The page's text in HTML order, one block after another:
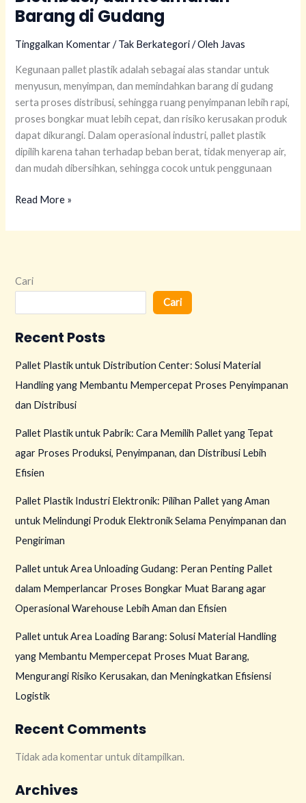
Barang di Gudang
Tinggalkan Komentar /Tak Berkategori/ OlehJavas
Kegunaan pallet plastik adalah sebagai alas standar untuk
menyusun, menyimpan, dan memindahkan barang di gudang
serta proses distribusi, sehingga ruang penyimpanan lebih rapi,
proses bongkar muat lebih cepat, dan risiko kerusakan produk
dapat dikurangi. Dalam operasional industri, pallet plastik
dipilih karena tahan terhadap beban berat, tidak menyerap air,
dan mudah dibersihkan, sehingga cocok untuk penggunaan
Read More »
Cari
Cari
Recent Posts
Pallet Plastik untuk Distribution Center: Solusi Material
Handling yang Membantu Mempercepat Proses Penyimpanan
dan Distribusi
Pallet Plastik untuk Pabrik: Cara Memilih Pallet yang Tepat
agar Proses Produksi, Penyimpanan, dan Distribusi Lebih
Efisien
Pallet Plastik Industri Elektronik: Pilihan Pallet yang Aman
untuk Melindungi Produk Elektronik Selama Penyimpanan dan
Pengiriman
Pallet untuk Area Unloading Gudang: Peran Penting Pallet
dalam Memperlancar Proses Bongkar Muat Barang agar
Operasional Warehouse Lebih Aman dan Efisien
Pallet untuk Area Loading Barang: Solusi Material Handling
yang Membantu Mempercepat Proses Muat Barang,
Mengurangi Risiko Kerusakan, dan Meningkatkan Efisiensi
Logistik
Recent Comments
Tidak ada komentar untuk ditampilkan.
Archives